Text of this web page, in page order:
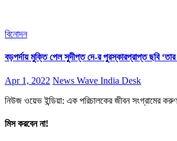
বিনোদন
বড়পর্দায় মুক্তি পেল সুদীপ্ত দে-র পুরস্কারপ্রাপ্ত ছবি
Apr 1, 2022 News Wave India Desk
নিউজ ওয়েভ ইন্ডিয়া: এক পরিচালকের জীবন সংগ্রামের
মিস করবেন না!